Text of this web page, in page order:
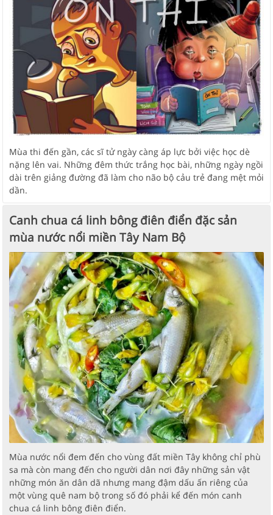
Mùa thi đến gần, các sĩ tử ngày càng áp lực bởi việc học dè
nặng lên vai. Những đêm thức trắng học bài, những ngày ngồi
dài trên giảng đường đã làm cho não bộ cảu trẻ đang mệt mỏi
dần.
Canh chua cá linh bông điên điển đặc sản
mùa nước nổi miền Tây Nam Bộ
Mùa nước nổi đem đến cho vùng đất miền Tây không chỉ phù
sa mà còn mang đến cho người dân nơi đây những sản vật
những món ăn dân dã nhưng mang đậm dấu ấn riêng của
một vùng quê nam bộ trong số đó phải kể đến món canh
chua cá linh bông điên điển.